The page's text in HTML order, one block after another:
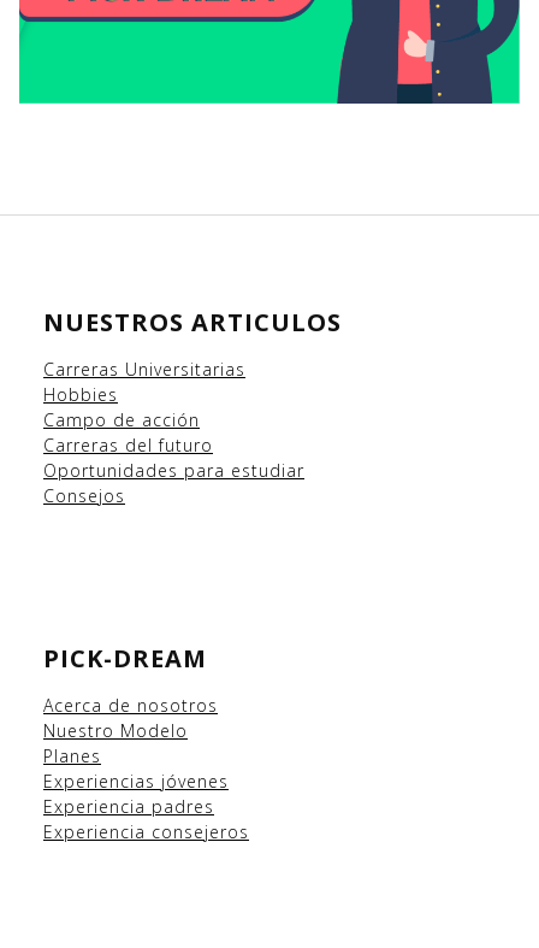
NUESTROS ARTICULOS
Carreras Universitarias
Hobbies
Campo de acción
Carreras del futuro
Oportunidades para estudiar
Consejos
PICK-DREAM
Acerca de nosotros
Nuestro Modelo
Planes
Experiencias jóvenes
Experiencia padres
Experiencia consejeros